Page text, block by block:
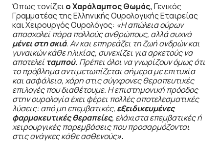
Όπως τονίζειο Χαράλαμπος Θωμάς, Γενικός
Γραμματέας της Ελληνικής Ουρολογικής Εταιρείας
και Χειρουργός Ουρολόγος: «Η απώλεια ούρων
απασχολεί πάρα πολλούς ανθρώπους, αλλά συχνά
μένει στη σκιά. Αν και επηρεάζει τη ζωή ανδρών και
γυναικών κάθε ηλικίας, συνεχίζει για αρκετούς να
αποτελείταμπού. Πρέπει όλοι να γνωρίζουν όμως ότι
το πρόβλημα αντιμετωπίζεται σήμερα με επιτυχία
και ασφάλεια, χάρη στις σύγχρονες θεραπευτικές
επιλογές που διαθέτουμε. Η επιστημονική πρόοδος
στην ουρολογία έχει φέρει πολλές αποτελεσματικές
λύσεις: από μη επεμβατικές, εξειδικευμένες
φαρμακευτικές θεραπείες, ελάχιστα επεμβατικές ή
χειρουργικές παρεμβάσεις που προσαρμόζονται
στις ανάγκες κάθε ασθενούς».